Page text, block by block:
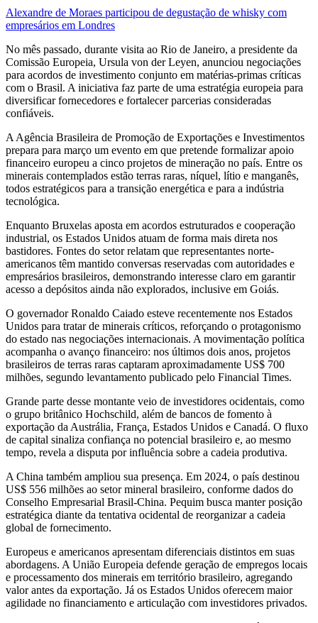
Alexandre de Moraes participou de degustação de whisky com
empresários em Londres
No mês passado, durante visita ao Rio de Janeiro, a presidente da
Comissão Europeia, Ursula von der Leyen, anunciou negociações
para acordos de investimento conjunto em matérias-primas críticas
com o Brasil. A iniciativa faz parte de uma estratégia europeia para
diversificar fornecedores e fortalecer parcerias consideradas
confiáveis.
A Agência Brasileira de Promoção de Exportações e Investimentos
prepara para março um evento em que pretende formalizar apoio
financeiro europeu a cinco projetos de mineração no país. Entre os
minerais contemplados estão terras raras, níquel, lítio e manganês,
todos estratégicos para a transição energética e para a indústria
tecnológica.
Enquanto Bruxelas aposta em acordos estruturados e cooperação
industrial, os Estados Unidos atuam de forma mais direta nos
bastidores. Fontes do setor relatam que representantes norte-
americanos têm mantido conversas reservadas com autoridades e
empresários brasileiros, demonstrando interesse claro em garantir
acesso a depósitos ainda não explorados, inclusive em Goiás.
O governador Ronaldo Caiado esteve recentemente nos Estados
Unidos para tratar de minerais críticos, reforçando o protagonismo
do estado nas negociações internacionais. A movimentação política
acompanha o avanço financeiro: nos últimos dois anos, projetos
brasileiros de terras raras captaram aproximadamente US$ 700
milhões, segundo levantamento publicado pelo Financial Times.
Grande parte desse montante veio de investidores ocidentais, como
o grupo britânico Hochschild, além de bancos de fomento à
exportação da Austrália, França, Estados Unidos e Canadá. O fluxo
de capital sinaliza confiança no potencial brasileiro e, ao mesmo
tempo, revela a disputa por influência sobre a cadeia produtiva.
A China também ampliou sua presença. Em 2024, o país destinou
US$ 556 milhões ao setor mineral brasileiro, conforme dados do
Conselho Empresarial Brasil-China. Pequim busca manter posição
estratégica diante da tentativa ocidental de reorganizar a cadeia
global de fornecimento.
Europeus e americanos apresentam diferenciais distintos em suas
abordagens. A União Europeia defende geração de empregos locais
e processamento dos minerais em território brasileiro, agregando
valor antes da exportação. Já os Estados Unidos oferecem maior
agilidade no financiamento e articulação com investidores privados.